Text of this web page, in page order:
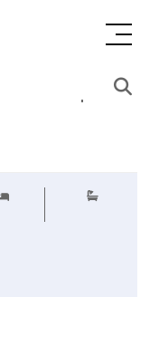
Consultar precio